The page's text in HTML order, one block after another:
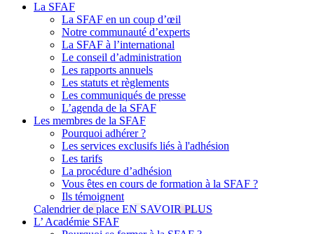
La SFAF
La SFAF en un coup d’œil
Notre communauté d’experts
La SFAF à l’international
Le conseil d’administration
Les rapports annuels
Les statuts et règlements
Les communiqués de presse
L’agenda de la SFAF
Les membres de la SFAF
Pourquoi adhérer ?
Les services exclusifs liés à l'adhésion
Les tarifs
La procédure d’adhésion
Vous êtes en cours de formation à la SFAF ?
Ils témoignent
Calendrier de place EN SAVOIR PLUS
L’ Académie SFAF